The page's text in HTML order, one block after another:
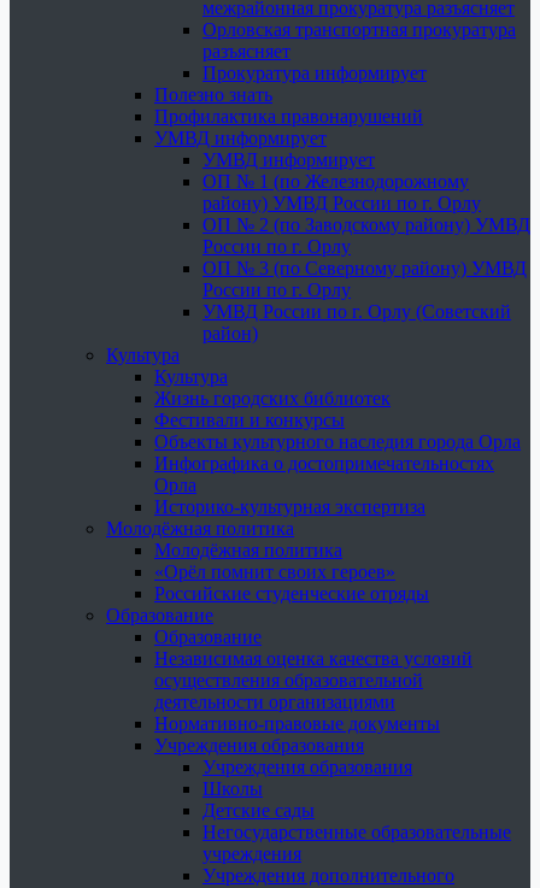
межрайонная прокуратура разъясняет
Орловская транспортная прокуратура
разъясняет
Прокуратура информирует
Полезно знать
Профилактика правонарушений
УМВД информирует
УМВД информирует
ОП № 1 (по Железнодорожному
району) УМВД России по г. Орлу
ОП № 2 (по Заводскому району) УМВД
России по г. Орлу
ОП № 3 (по Северному району) УМВД
России по г. Орлу
УМВД России по г. Орлу (Советский
район)
Культура
Культура
Жизнь городских библиотек
Фестивали и конкурсы
Объекты культурного наследия города Орла
Инфографика о достопримечательностях
Орла
Историко-культурная экспертиза
Молодёжная политика
Молодёжная политика
«Орёл помнит своих героев»
Российские студенческие отряды
Образование
Образование
Независимая оценка качества условий
осуществления образовательной
деятельности организациями
Нормативно-правовые документы
Учреждения образования
Учреждения образования
Школы
Детские сады
Негосударственные образовательные
учреждения
Учреждения дополнительного